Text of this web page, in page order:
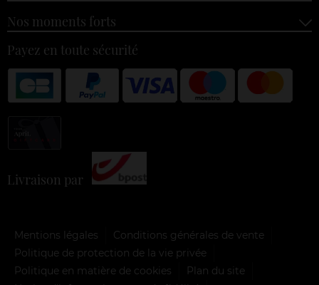
Nos moments forts
Payez en toute sécurité
Livraison par
Mentions légales
Conditions générales de vente
Politique de protection de la vie privée
Politique en matière de cookies
Plan du site